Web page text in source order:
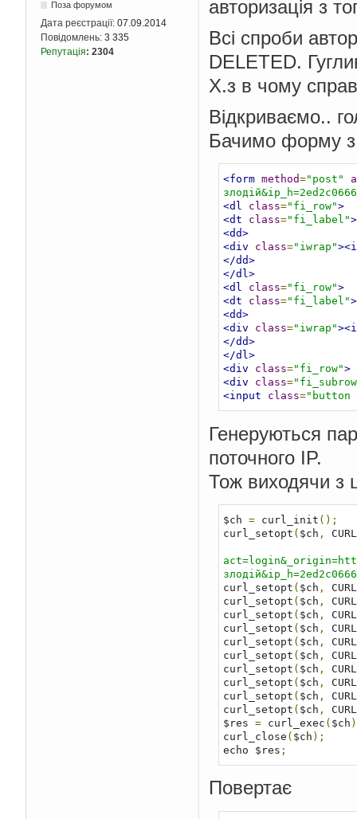
Поза форумом
Дата реєстрації: 07.09.2014
Повідомлень: 3 335
Репутація: 2304
авторизація з
Всі спроби
DELETED.
Х.з в чому
Відкриваємо..
Бачимо форму
<form method="post"
<dl
class="fi_row">
<dt
class="fi_label">
<dd>
<div
class="iwrap"
</dd>
</dl>
<dl
class="fi_row">
<dt
class="fi_label">
<dd>
<div
class="iwrap"
</dd>
</dl>
<div
class="fi_row">
<div
class=
<input
class="button
Генеруються
поточного IP.
Тож виходячи з
$ch = curl_init ();
curl_setopt ( $ch ,
curl_setopt ( $ch ,
curl_setopt ( $ch ,
curl_setopt ( $ch ,
curl_setopt ( $ch ,
curl_setopt ( $ch ,
curl_setopt ( $ch ,
curl_setopt ( $ch ,
curl_setopt ( $ch ,
curl_setopt ( $ch ,
curl_setopt ( $ch ,
$res = curl_exec ( $ch
curl_close ( $ch );
echo $res ;
Повертає